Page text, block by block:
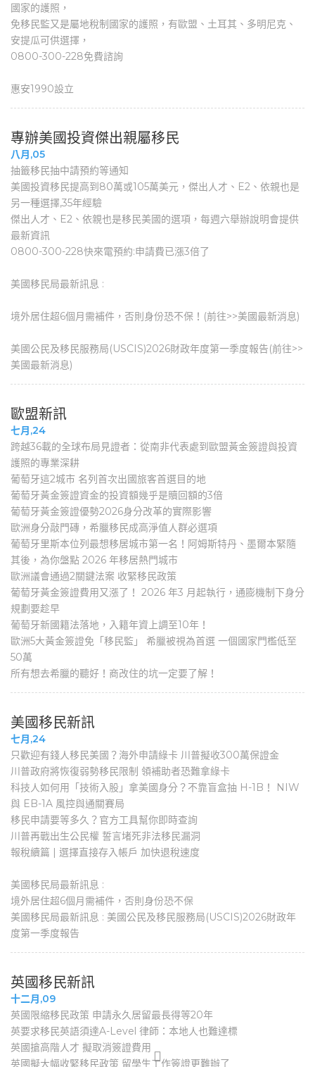
國家的護照，
免移民監又是屬地稅制國家的護照，有歐盟、土耳其、多明尼克、
安提瓜可供選擇，
0800-300-228免費諮詢
惠安1990設立
專辦美國投資傑出親屬移民
八月,05
抽籤移民抽中請預約等通知
美國投資移民提高到80萬或105萬美元，傑出人才、E2、依親也是
另一種選擇,35年經驗
傑出人才、E2、依親也是移民美國的選項，每週六舉辦說明會提供
最新資訊
0800-300-228快來電預約:申請費已漲3倍了
美國移民局最新訊息 :
境外居住超6個月需補件，否則身份恐不保！(前往>>美國最新消息)
美國公民及移民服務局(USCIS)2026財政年度第一季度報告(前往>>
美國最新消息)
歐盟新訊
七月,24
跨越36載的全球布局見證者：從南非代表處到歐盟黃金簽證與投資
護照的專業深耕
葡萄牙這2城市 名列首次出國旅客首選目的地
葡萄牙黃金簽證資金的投資額幾乎是贖回額的3倍
葡萄牙黃金簽證優勢2026身分改革的實際影響
歐洲身分敲門磚，希臘移民成高淨值人群必選項
葡萄牙里斯本位列最想移居城市第一名！阿姆斯特丹、墨爾本緊隨
其後，為你盤點 2026 年移居熱門城市
歐洲議會通過2關鍵法案 收緊移民政策
葡萄牙黃金簽證費用又漲了！ 2026 年3 月起執行，通膨機制下身分
規劃要趁早
葡萄牙新國籍法落地，入籍年資上調至10年！
歐洲5大黃金簽證免「移民監」 希臘被視為首選 一個國家門檻低至
50萬
所有想去希臘的聽好！商改住的坑一定要了解！
美國移民新訊
七月,24
只歡迎有錢人移民美國？海外申請綠卡 川普擬收300萬保證金
川普政府將恢復弱勢移民限制 領補助者恐難拿綠卡
科技人如何用「技術入股」拿美國身分？不靠盲盒抽 H-1B！ NIW
與 EB-1A 風控與通關賽局
移民申請要等多久？官方工具幫你即時查詢
川普再戰出生公民權 誓言堵死非法移民漏洞
報稅續篇 | 選擇直接存入帳戶 加快退稅速度
美國移民局最新訊息 :
境外居住超6個月需補件，否則身份恐不保
美國移民局最新訊息 : 美國公民及移民服務局(USCIS)2026財政年
度第一季度報告
英國移民新訊
十二月,09
英國限縮移民政策 申請永久居留最長得等20年
英要求移民英語須達A-Level 律師：本地人也難達標
英國搶高階人才 擬取消簽證費用
英國擬大幅收緊移民政策 留學生工作簽證更難辦了